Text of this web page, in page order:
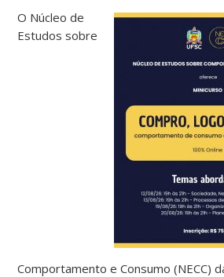
O Núcleo de
Estudos sobre
Comportamento e Consumo (NECC)